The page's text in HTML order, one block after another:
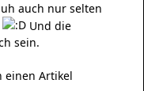
auch nur selten
Und die
sein.
einen Artikel